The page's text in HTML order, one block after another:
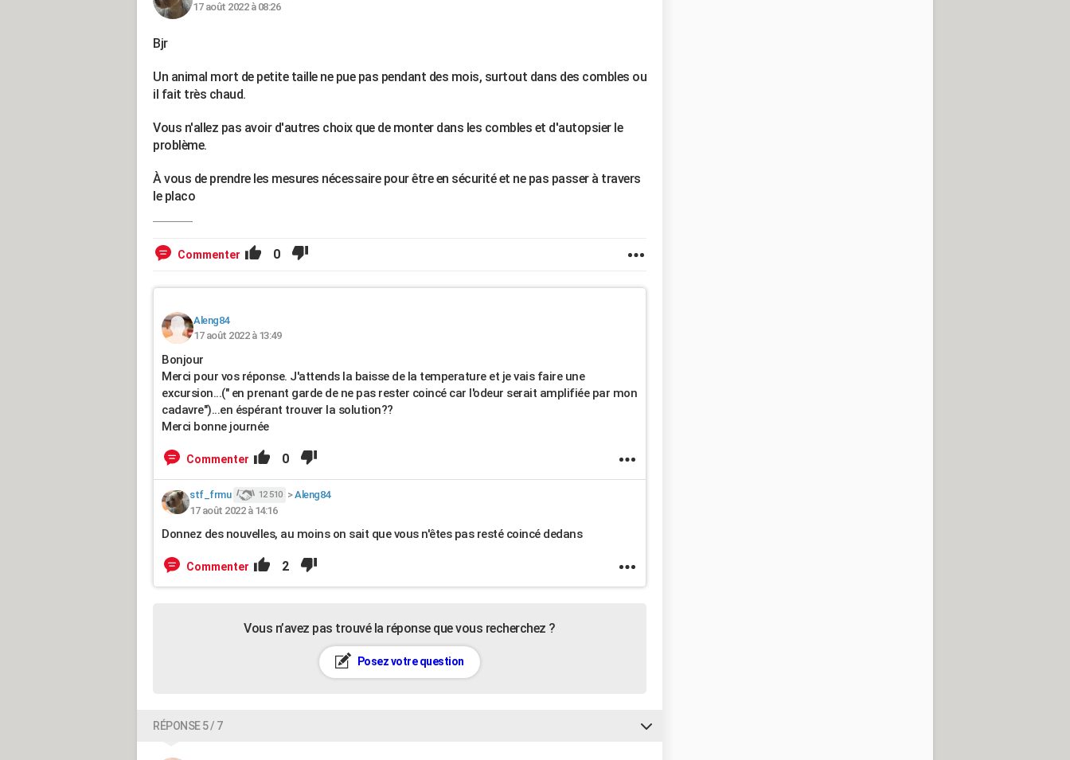
17 août 2022 à 08:26
Bjr
Un animal mort de petite taille ne pue pas pendant des mois, surtout dans des combles ou
il fait très chaud.
Vous n'allez pas avoir d'autres choix que de monter dans les combles et d'autopsier le
problème.
À vous de prendre les mesures nécessaire pour être en sécurité et ne pas passer à travers
le placo
Commenter 0
Aleng84
17 août 2022 à 13:49
Bonjour
Merci pour vos réponse. J'attends la baisse de la temperature et je vais faire une
excursion...(" en prenant garde de ne pas rester coincé car l'odeur serait amplifiée par mon
cadavre")...en éspérant trouver la solution??
Merci bonne journée
Commenter 0
stf_frmu 12 510 >Aleng84
17 août 2022 à 14:16
Donnez des nouvelles, au moins on sait que vous n'êtes pas resté coincé dedans
Commenter 2
Vous n’avez pas trouvé la réponse que vous recherchez ?
Posez votre question
RÉPONSE 5 / 7